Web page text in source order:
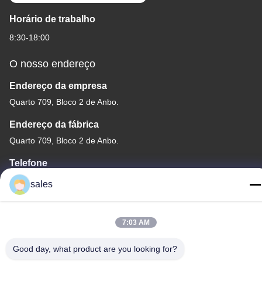
Horário de trabalho
8:30-18:00
O nosso endereço
Endereço da empresa
Quarto 709, Bloco 2 de Anbo.
Endereço da fábrica
Quarto 709, Bloco 2 de Anbo.
Telefone
+86-755-89378575
Boa qualidade de China Controlador solar da carga de PWM
sales
7:03 AM
Good day, what product are you looking for?